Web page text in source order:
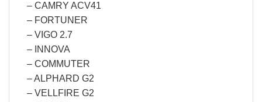
– CAMRY ACV41
– FORTUNER
– VIGO 2.7
– INNOVA
– COMMUTER
– ALPHARD G2
– VELLFIRE G2